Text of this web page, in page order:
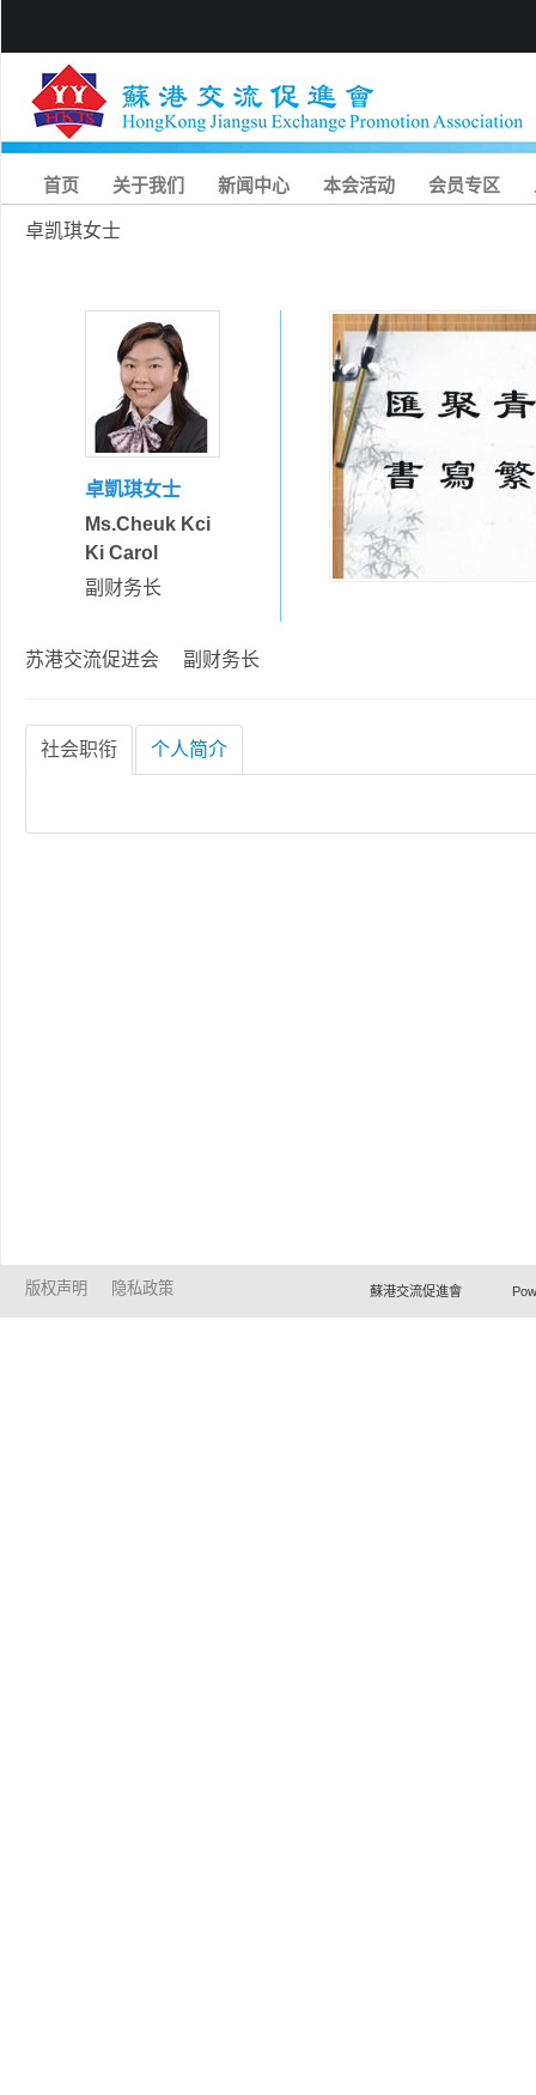
首页 关于我们 新闻中心 本会活动 会员专区
卓凯琪女士
卓凱琪女士
Ms.Cheuk Kci
Ki Carol
副财务长
苏港交流促进会 副财务长
社会职衔 个人简介
版权声明 隐私政策 蘇港交流促進會